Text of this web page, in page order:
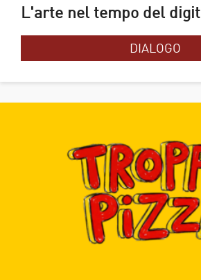
L'arte nel tempo del
DIALOGO